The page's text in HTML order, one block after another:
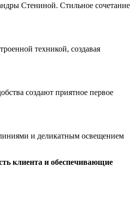
Стениной. Стильное сочетание
техникой, создавая
создают приятное первое
и деликатным освещением
клиента и обеспечивающие